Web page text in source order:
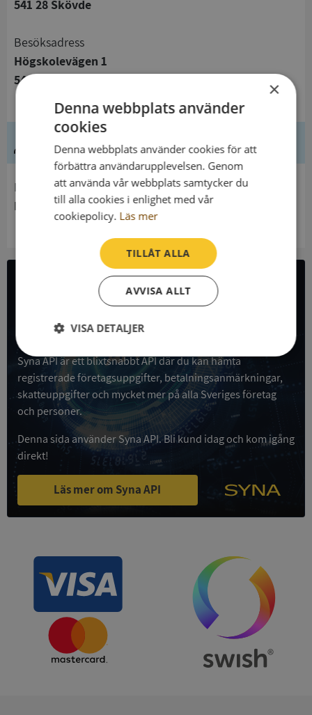
541 28 Skövde
Besöksadress
Högskolevägen 1
549 55 Skövde
Ledning
Innehavare
Högskolan I Skövde
All företagsdata i API
Få all denna företagsinformation i Syna API
Syna API är ett blixtsnabbt API där du kan hämta
registrerade företagsuppgifter, betalningsanmärkningar,
skatteuppgifter och mycket mer på alla Sveriges företag
och personer.
Denna sida använder Syna API. Bli kund idag och kom igång
direkt!
Läs mer om Syna API
×
Denna webbplats använder
cookies
Denna webbplats använder cookies för att
förbättra användarupplevelsen. Genom
att använda vår webbplats samtycker du
till alla cookies i enlighet med vår
cookiepolicy. Läs mer
TILLÅT ALLA
AVVISA ALLT
VISA DETALJER
Strikt
nödvändigt
Prestanda Inriktning
Funktioner Oklassificerade
kärnwebbplatsfunktioner som användarinloggning
och kontohantering. Webbplatsen kan inte
användas ordentligt utan strikt nödvändiga cookies.
Namn
Leverantör
/
Domän
__RequestVerificationToken
Microsoft